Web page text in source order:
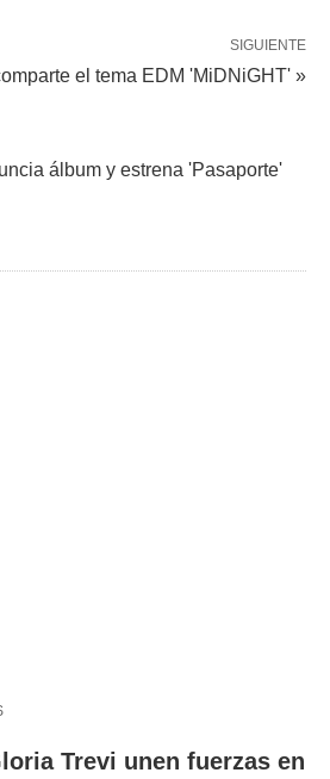
SIGUIENTE
el tema EDM 'MiDNiGHT' »
álbum y estrena 'Pasaporte'
Trevi unen fuerzas en